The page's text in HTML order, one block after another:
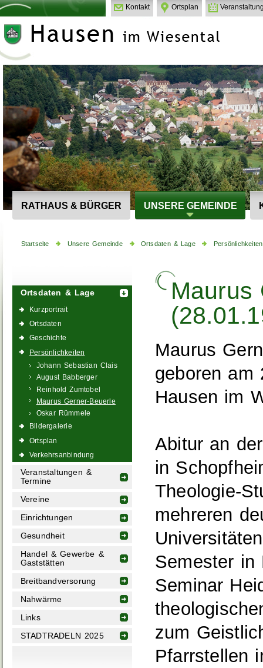
Kontakt Ortsplan
RATHAUS & BÜRGER UNSERE GEMEINDE
Startseite Unsere Gemeinde Ortsdaten & Lage Persönlichkeiten
Ortsdaten & Lage
Kurzportrait
Ortsdaten
Geschichte
Persönlichkeiten
Johann Sebastian Clais
August Babberger
Reinhold Zumtobel
Maurus Gerner-Beuerle
Oskar Rümmele
Bildergalerie
Ortsplan
Verkehrsanbindung
Veranstaltungen &
Termine
Vereine
Einrichtungen
Gesundheit
Handel & Gewerbe &
Gaststätten
Breitbandversorung
Nahwärme
Links
STADTRADELN 2025
Maurus
Maurus
geboren am
Hausen im
Abitur an
in
Theologie-
mehreren
Semester in
Seminar
zum
Pfarrstellen